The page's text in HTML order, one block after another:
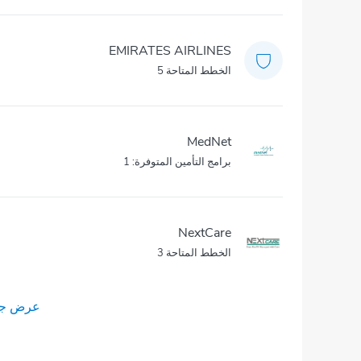
EMIRATES AIRLINES
الخطط المتاحة 5
MedNet
برامج التأمين المتوفرة: 1
NextCare
الخطط المتاحة 3
عرض